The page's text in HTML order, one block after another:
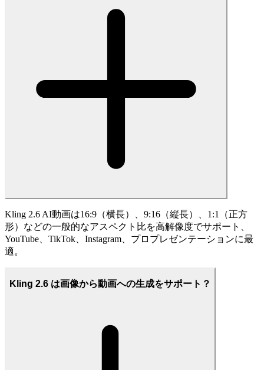
Kling 2.6 AI動画は16:9（横長）、9:16（縦長）、1:1（正方
形）などの一般的なアスペクト比を高解像度でサポート、
YouTube、TikTok、Instagram、プロプレゼンテーションに最
適。
Kling 2.6 は画像から動画への生成をサポート？